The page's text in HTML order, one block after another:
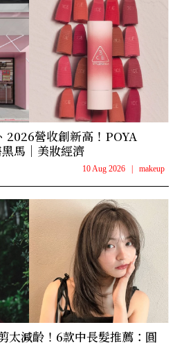
2026營收創新高！POYA
馬｜美妝經濟
10 Aug 2026 | makeup
太減齡！6款中長髮推薦：圓